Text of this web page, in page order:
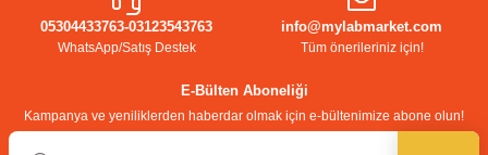
05304433763-03123543763
WhatsApp/Satış Destek
info@mylabmarket.com
Tüm önerileriniz için!
E-Bülten Aboneliği
Kampanya ve yeniliklerden haberdar olmak için e-bültenimize abone olun!